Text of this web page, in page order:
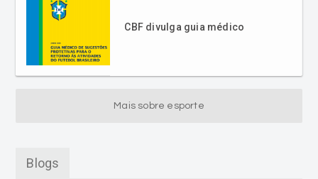
CBF divulga guia médico
Mais sobre esporte
Blogs